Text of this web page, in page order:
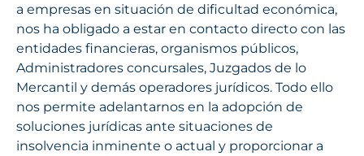
a empresas en situación de dificultad económica,
nos ha obligado a estar en contacto directo con las
entidades financieras, organismos públicos,
Administradores concursales, Juzgados de lo
Mercantil y demás operadores jurídicos. Todo ello
nos permite adelantarnos en la adopción de
soluciones jurídicas ante situaciones de
insolvencia inminente o actual y proporcionar a